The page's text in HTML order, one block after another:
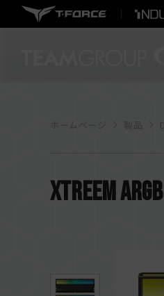
ホームページ
XTREEM